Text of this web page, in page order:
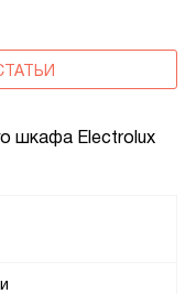
шкафа Electrolux